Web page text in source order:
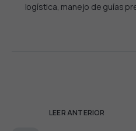
logística, manejo de guías
LEER ANTERIOR